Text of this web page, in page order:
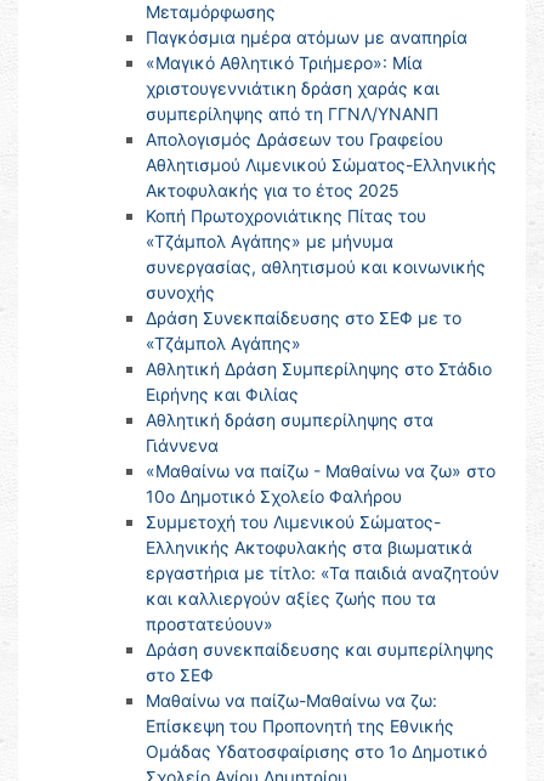
Μεταμόρφωσης
Παγκόσμια ημέρα ατόμων με αναπηρία
«Μαγικό Αθλητικό Τριήμερο»: Μία
χριστουγεννιάτικη δράση χαράς και
συμπερίληψης από τη ΓΓΝΛ/ΥΝΑΝΠ
Απολογισμός Δράσεων του Γραφείου
Αθλητισμού Λιμενικού Σώματος-Ελληνικής
Ακτοφυλακής για το έτος 2025
Κοπή Πρωτοχρονιάτικης Πίτας του
«Τζάμπολ Αγάπης» με μήνυμα
συνεργασίας, αθλητισμού και κοινωνικής
συνοχής
Δράση Συνεκπαίδευσης στο ΣΕΦ με το
«Τζάμπολ Αγάπης»
Αθλητική Δράση Συμπερίληψης στο Στάδιο
Ειρήνης και Φιλίας
Αθλητική δράση συμπερίληψης στα
Γιάννενα
«Μαθαίνω να παίζω - Μαθαίνω να ζω» στο
10ο Δημοτικό Σχολείο Φαλήρου
Συμμετοχή του Λιμενικού Σώματος-
Ελληνικής Ακτοφυλακής στα βιωματικά
εργαστήρια με τίτλο: «Τα παιδιά αναζητούν
και καλλιεργούν αξίες ζωής που τα
προστατεύουν»
Δράση συνεκπαίδευσης και συμπερίληψης
στο ΣΕΦ
Μαθαίνω να παίζω-Μαθαίνω να ζω:
Επίσκεψη του Προπονητή της Εθνικής
Ομάδας Υδατοσφαίρισης στο 1ο Δημοτικό